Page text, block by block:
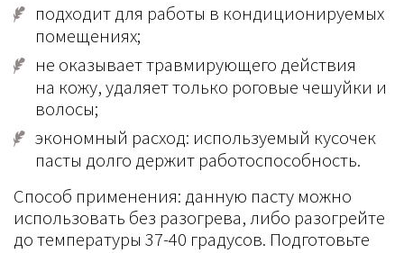
подходит для работы в кондиционируемых
помещениях;
не оказывает травмирующего действия
на кожу, удаляет только роговые чешуйки и
волосы;
экономный расход: используемый кусочек
пасты долго держит работоспособность.
Способ применения: данную пасту можно
использовать без разогрева, либо разогрейте
до температуры 37-40 градусов. Подготовьте